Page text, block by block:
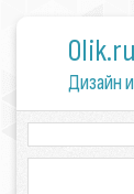
0lik.ru
Дизайн